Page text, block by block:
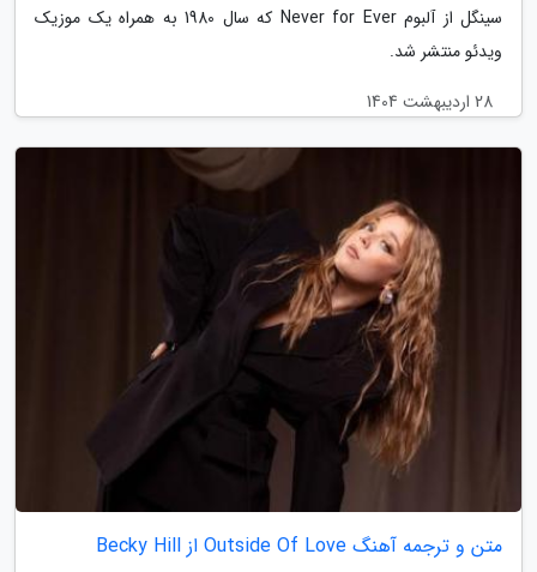
سینگل از آلبوم Never for Ever که سال 1980 به همراه یک موزیک
ویدئو منتشر شد.
28 اردیبهشت 1404
متن و ترجمه آهنگ Outside Of Love از Becky Hill